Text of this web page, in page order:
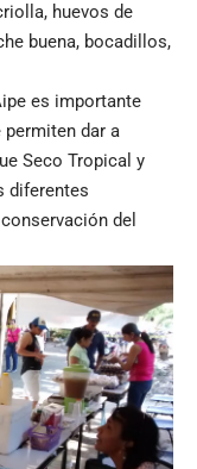
huevos de
buena, bocadillos,
es importante
dar a
Seco Tropical y
diferentes
del